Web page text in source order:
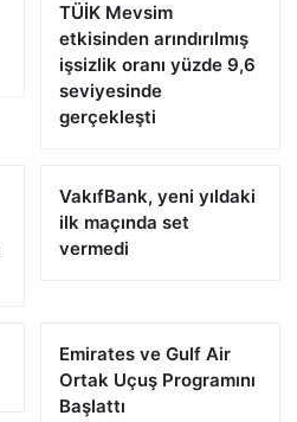
TÜİK Mevsim
etkisinden arındırılmış
işsizlik oranı yüzde 9,6
seviyesinde
gerçekleşti
VakıfBank, yeni yıldaki
ilk maçında set
vermedi
Emirates ve Gulf Air
Ortak Uçuş Programını
Başlattı